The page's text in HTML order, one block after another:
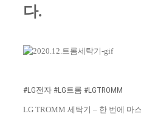
다.
#LG전자 #LG트롬 #LGTROMM
LG TROMM 세탁기 – 한 번에 마